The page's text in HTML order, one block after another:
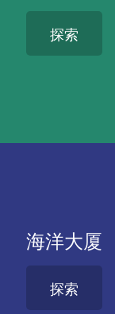
探索
海洋大厦
探索